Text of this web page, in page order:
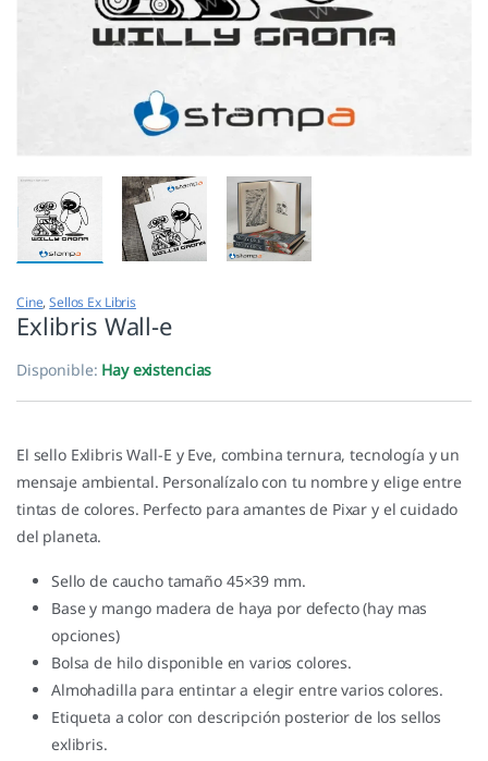
Cine,Sellos Ex Libris
Exlibris Wall-e
Disponible: Hay existencias
El sello Exlibris Wall-E y Eve, combina ternura, tecnología y un
mensaje ambiental. Personalízalo con tu nombre y elige entre
tintas de colores. Perfecto para amantes de Pixar y el cuidado
del planeta.
Sello de caucho tamaño 45×39 mm.
Base y mango madera de haya por defecto (hay mas
opciones)
Bolsa de hilo disponible en varios colores.
Almohadilla para entintar a elegir entre varios colores.
Etiqueta a color con descripción posterior de los sellos
exlibris.